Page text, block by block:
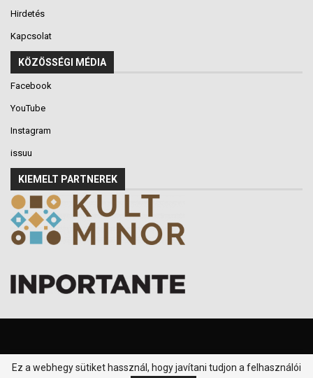
Hirdetés
Kapcsolat
KÖZÖSSÉGI MÉDIA
Facebook
YouTube
Instagram
issuu
KIEMELT PARTNEREK
© 2016-2026 - Klikk P.T. - Minden jog fenntartva.
Ez a webhegy sütiket hassznál, hogy javítani tudjon a felhasználói